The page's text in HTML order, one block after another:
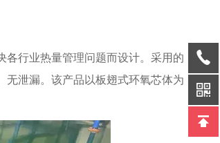
各行业热量管理问题而设计。采用的
无泄漏。该产品以板翅式环氧芯体为